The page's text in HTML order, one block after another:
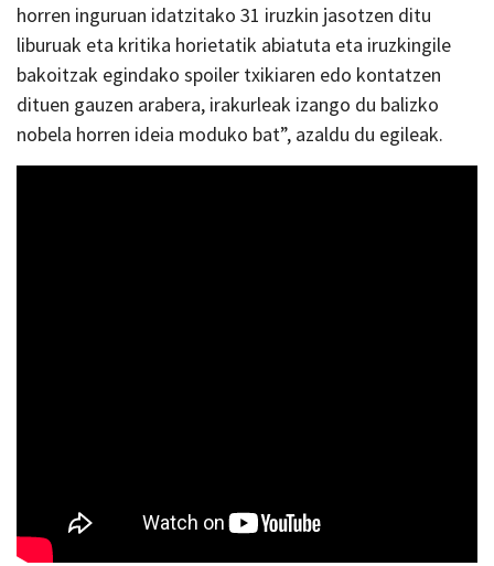
horren inguruan idatzitako 31 iruzkin jasotzen ditu
liburuak eta kritika horietatik abiatuta eta iruzkingile
bakoitzak egindako spoiler txikiaren edo kontatzen
dituen gauzen arabera, irakurleak izango du balizko
nobela horren ideia moduko bat”, azaldu du egileak.